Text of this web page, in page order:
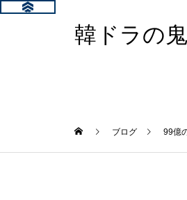
韓ドラの鬼
ブログ 99億